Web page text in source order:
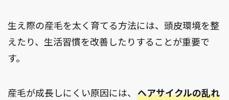
生え際の産毛を太く育てる方法には、頭皮環境を整
えたり、生活習慣を改善したりすることが重要で
す。
産毛が成長しにくい原因には、 ヘアサイクルの乱れ